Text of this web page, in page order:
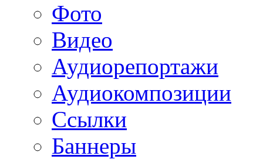
Фото
Видео
Аудиорепортажи
Аудиокомпозиции
Ссылки
Баннеры